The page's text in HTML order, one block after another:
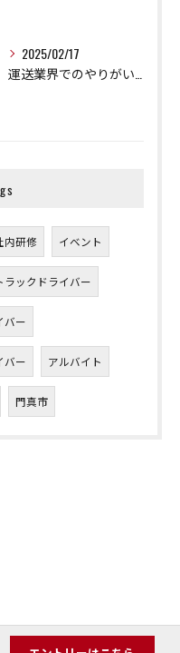
2025/02/17
内研修 イベント
ラックドライバー
バー
バー アルバイト
門真市